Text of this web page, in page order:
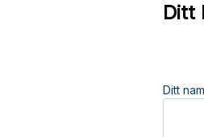
Ditt
Ditt